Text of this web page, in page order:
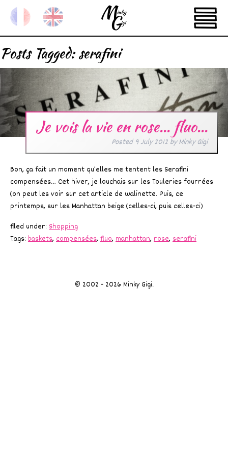
Posts Tagged:serafini
Je vois la vie en rose… fluo…
Posted 9 July 2012 byMinky Gigi
Bon, ça fait un moment qu’elles me tentent les Serafini
compensées… Cet hiver, je louchais sur les Touleries fourrées
(on peut les voir sur cet article de walinette. Puis, ce
printemps, sur les Manhattan beige (celles-ci, puis celles-ci)
filed under: Shopping
Tags: baskets,compensées,fluo,manhattan,rose,serafini
© 2002 - 2026 Minky Gigi.